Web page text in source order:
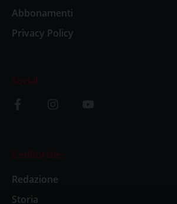
Abbonamenti
Privacy Policy
Social
L’editoriale
Redazione
Storia